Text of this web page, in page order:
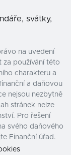
svátky,
na uvedení
za používání této
charakteru a
a daňovou
nejsou nezbytně
stránek nelze
Pro řešení
svého daňového
Finanční úřad.